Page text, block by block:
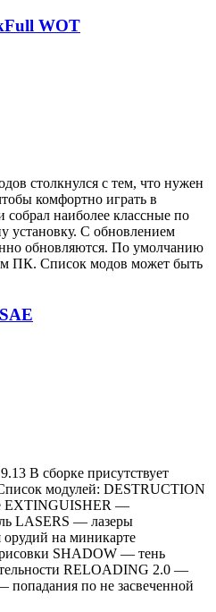
WOT
столкнулся с тем, что нужен
комфортно играть в
наиболее классные по
установку. С обновлением
обновляются. По умолчанию
ПК. Список модов может быть
В сборке присутствует
модулей: DESTRUCTION
EXTINGUISHER —
LASERS — лазеры
на миникарте
SHADOW — тень
RELOADING 2.0 —
по не засвеченной